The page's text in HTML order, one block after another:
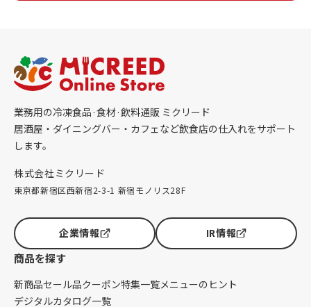
業務用の冷凍食品·食材·飲料通販 ミクリード
居酒屋・ダイニングバー・カフェなど飲食店の仕入れをサポート
します。
株式会社ミクリード
東京都新宿区西新宿2-3-1 新宿モノリス28F
企業情報 IR情報
商品を探す
新商品セール品クーポン特集一覧メニューのヒント
デジタルカタログ一覧